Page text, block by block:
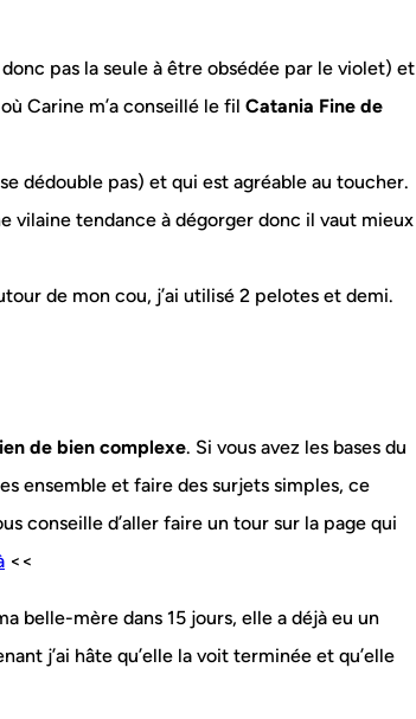
pas la seule à être obsédée par le violet) et
où Carine m’a conseillé le fil Catania Fine de
dédouble pas) et qui est agréable au toucher.
vilaine tendance à dégorger donc il vaut mieux
de mon cou, j’ai utilisé 2 pelotes et demi.
de bien complexe. Si vous avez les bases du
ensemble et faire des surjets simples, ce
conseille d’aller faire un tour sur la page qui
<<
belle-mère dans 15 jours, elle a déjà eu un
j’ai hâte qu’elle la voit terminée et qu’elle